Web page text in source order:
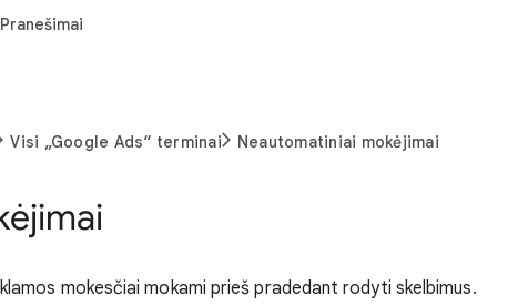
Pranešimai
Visi „Google Ads“ terminai Neautomatiniai mokėjimai
mokesčiai mokami prieš pradedant rodyti skelbimus.